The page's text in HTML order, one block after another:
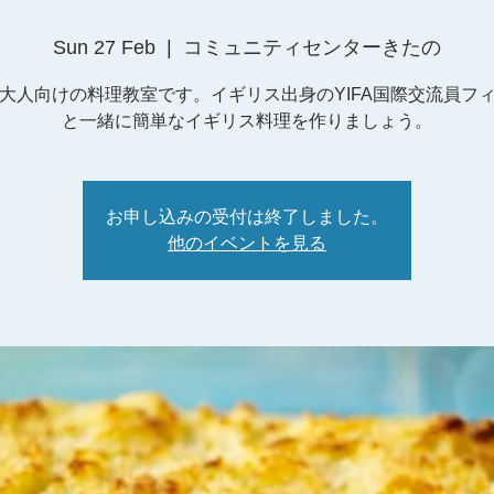
Sun 27 Feb コミュニティセンターきたの
人向けの料理教室です。イギリス出身のYIFA国際交流員フ
と一緒に簡単なイギリス料理を作りましょう。
お申し込みの受付は終了しました。
他のイベントを見る